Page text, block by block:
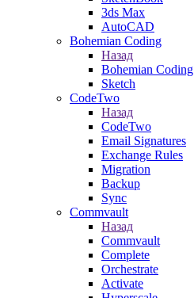
3ds Max
AutoCAD
Bohemian Coding
Назад
Bohemian Coding
Sketch
CodeTwo
Назад
CodeTwo
Email Signatures
Exchange Rules
Migration
Backup
Sync
Commvault
Назад
Commvault
Complete
Orchestrate
Activate